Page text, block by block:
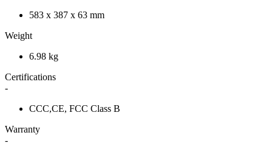
583 x 387 x 63 mm
Weight
6.98 kg
Certifications
-
CCC,CE, FCC Class B
Warranty
-